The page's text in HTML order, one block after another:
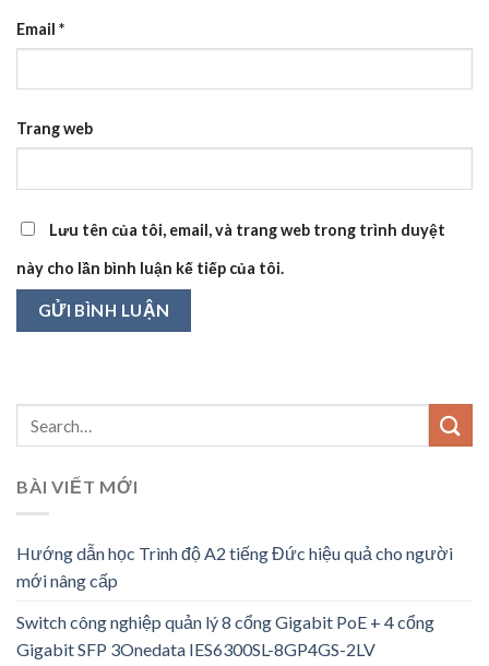
Email *
Trang web
Lưu tên của tôi, email, và trang web trong trình duyệt
này cho lần bình luận kế tiếp của tôi.
BÀI VIẾT MỚI
Hướng dẫn học Trình độ A2 tiếng Đức hiệu quả cho người
mới nâng cấp
Switch công nghiệp quản lý 8 cổng Gigabit PoE + 4 cổng
Gigabit SFP 3Onedata IES6300SL-8GP4GS-2LV